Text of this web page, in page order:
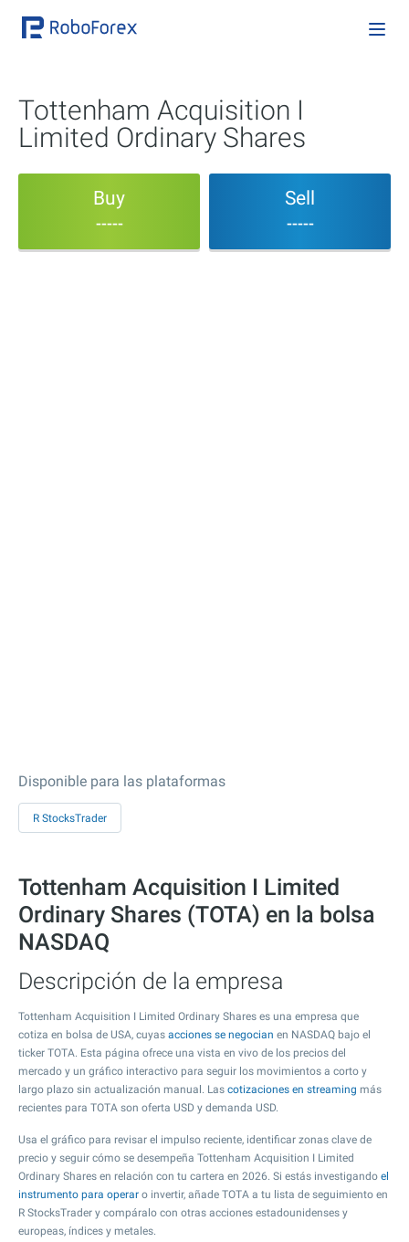
Tottenham Acquisition I
Limited Ordinary Shares
Buy
-----
Sell
-----
Disponible para las plataformas
R StocksTrader
Tottenham Acquisition I Limited
Ordinary Shares (TOTA) en la bolsa
NASDAQ
Descripción de la empresa
Tottenham Acquisition I Limited Ordinary Shares es una empresa que
cotiza en bolsa de USA, cuyas acciones se negocian en NASDAQ bajo el
ticker TOTA. Esta página ofrece una vista en vivo de los precios del
mercado y un gráfico interactivo para seguir los movimientos a corto y
largo plazo sin actualización manual. Las cotizaciones en streaming más
recientes para TOTA son oferta USD y demanda USD.
Usa el gráfico para revisar el impulso reciente, identificar zonas clave de
precio y seguir cómo se desempeña Tottenham Acquisition I Limited
Ordinary Shares en relación con tu cartera en 2026. Si estás investigando el
instrumento para operar o invertir, añade TOTA a tu lista de seguimiento en
R StocksTrader y compáralo con otras acciones estadounidenses y
europeas, índices y metales.